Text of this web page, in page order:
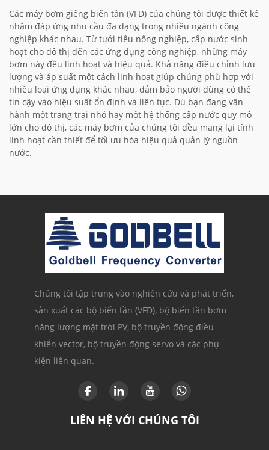
Các máy bơm giếng biến tần (VFD) của chúng tôi được thiết kế
nhằm đáp ứng nhu cầu đa dạng trong nhiều ngành công
nghiệp khác nhau. Từ tưới tiêu nông nghiệp, cấp nước sinh
hoạt cho đô thị đến các ứng dụng công nghiệp, những máy
bơm này đều linh hoạt và hiệu quả. Khả năng điều chỉnh lưu
lượng và áp suất một cách linh hoạt giúp chúng phù hợp với
nhiều loại ứng dụng khác nhau, đảm bảo người dùng có thể
tin cậy vào hiệu suất ổn định và liên tục. Dù bạn đang vận
hành một trang trại nhỏ hay một hệ thống cấp nước quy mô
lớn cho đô thị, các máy bơm của chúng tôi đều mang lại tính
linh hoạt cần thiết để tối ưu hóa hiệu quả quản lý nguồn
nước.
Chúng tôi tập trung vào nghiên cứu và phát triển,
sản xuất các bộ biến tần (VFD), bộ biến tần bơm
năng lượng mặt trời PV, bộ truyền động điều
khiển vector, bộ truyền động servo và các phụ
kiện liên quan.
LIÊN HỆ VỚI CHÚNG TÔI